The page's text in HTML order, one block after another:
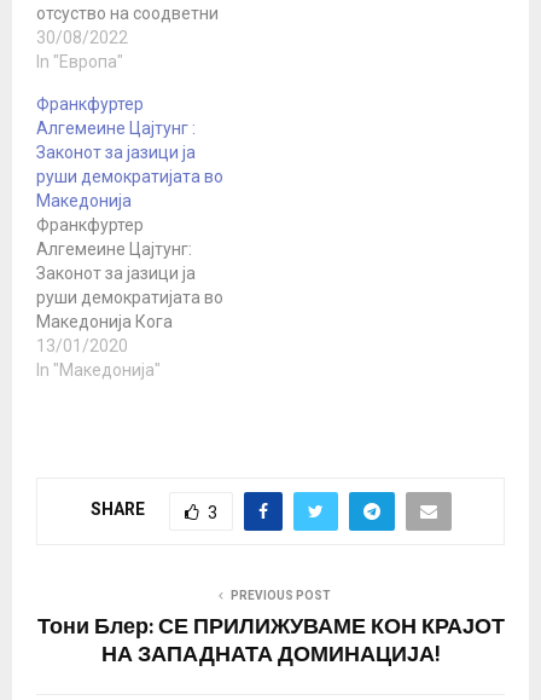
отсуство на соодветни
алтернативи, може да
доведе до колапс на
ќе остане без греење
оваа зима, предупреди
унгарскиот министер за
надворешни работи
Петер Сијарто. - За
разлика од нафтата и
гасот, идеолошките
верувања нема…
30/08/2022
In "Европа"
Франкфуртер
Алгемеине Цајтунг :
Законот за јазици ја
руши демократијата во
Македонија
Франкфуртер
Алгемеине Цајтунг:
Законот за јазици ја
руши демократијата во
Македонија Кога
левичарски весник
критикува „левичарска“
проблем со политиките
13/01/2020
In "Македонија"
SHARE 3
PREVIOUS POST
Тони Блер: СЕ ПРИЛИЖУВАМЕ КОН КРАЈОТ
НА ЗАПАДНАТА ДОМИНАЦИЈА!